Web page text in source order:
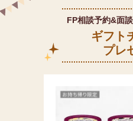
FP相談予約&面
ギフト
プレ